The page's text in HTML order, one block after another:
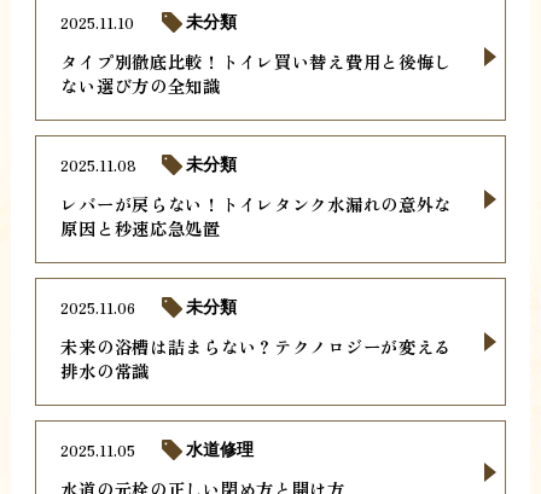
タイプ別徹底比較！トイレ買い替え費用と後悔し
ない選び方の全知識
2025.11.10 未分類
レバーが戻らない！トイレタンク水漏れの意外な
原因と秒速応急処置
2025.11.08 未分類
未来の浴槽は詰まらない？テクノロジーが変える
排水の常識
2025.11.06 未分類
水道の元栓の正しい閉め方と開け方
2025.11.05 水道修理